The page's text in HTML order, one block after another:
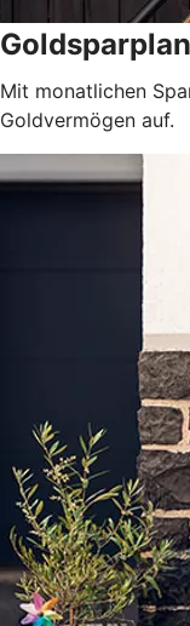
Goldsparplan
Mit monatlichen
Goldvermögen auf.